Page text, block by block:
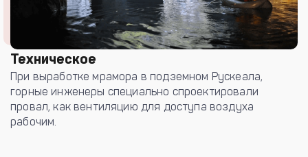
Техническое
При выработке мрамора в подземном Рускеала,
горные инженеры специально спроектировали
провал, как вентиляцию для доступа воздуха
рабочим.